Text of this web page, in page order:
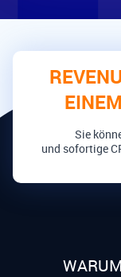
Sie
und sofortige
WARUM